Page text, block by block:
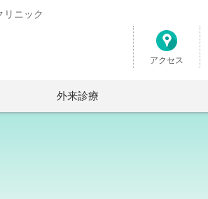
リニック
アクセス
外来診療